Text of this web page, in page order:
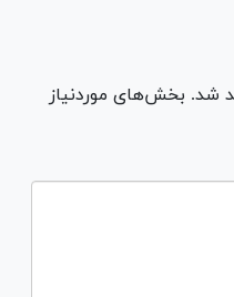
شد. بخش‌های موردنیاز